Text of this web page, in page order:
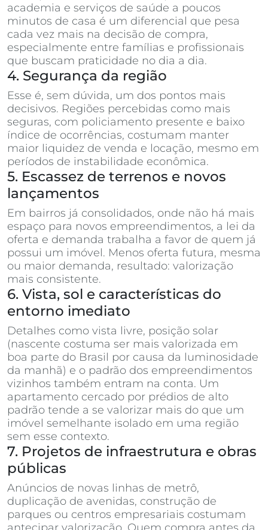
academia e serviços de saúde a poucos
minutos de casa é um diferencial que pesa
cada vez mais na decisão de compra,
especialmente entre famílias e profissionais
que buscam praticidade no dia a dia.
4. Segurança da região
Esse é, sem dúvida, um dos pontos mais
decisivos. Regiões percebidas como mais
seguras, com policiamento presente e baixo
índice de ocorrências, costumam manter
maior liquidez de venda e locação, mesmo em
períodos de instabilidade econômica.
5. Escassez de terrenos e novos
lançamentos
Em bairros já consolidados, onde não há mais
espaço para novos empreendimentos, a lei da
oferta e demanda trabalha a favor de quem já
possui um imóvel. Menos oferta futura, mesma
ou maior demanda, resultado: valorização
mais consistente.
6. Vista, sol e características do
entorno imediato
Detalhes como vista livre, posição solar
(nascente costuma ser mais valorizada em
boa parte do Brasil por causa da luminosidade
da manhã) e o padrão dos empreendimentos
vizinhos também entram na conta. Um
apartamento cercado por prédios de alto
padrão tende a se valorizar mais do que um
imóvel semelhante isolado em uma região
sem esse contexto.
7. Projetos de infraestrutura e obras
públicas
Anúncios de novas linhas de metrô,
duplicação de avenidas, construção de
parques ou centros empresariais costumam